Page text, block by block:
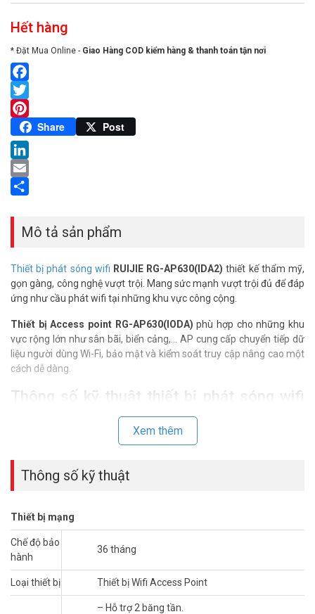
Hết hàng
* Đặt Mua Online - Giao Hàng COD kiểm hàng & thanh toán tận nơi
Facebook
Twitter
Pinterest
Share Post
LinkedIn
Email
Mô tả sản phẩm
Thiết bị phát sóng wifi RUIJIE RG-AP630(IDA2) thiết kế thẩm mỹ,
gọn gàng, công nghệ vượt trội. Mang sức mạnh vượt trội đủ để đáp
ứng như cầu phát wifi tại những khu vực công cộng.
Thiết bị Access point RG-AP630(IODA) phù hợp cho những khu
vực rộng lớn như sân bãi, biển cảng,… AP cung cấp chuyển tiếp dữ
liệu người dùng Wi-Fi, bảo mật và kiểm soát truy cập nâng cao một
cách dễ dàng.
Thông số kỹ thuật thiết bị phát sóng wifi
ngoài trời RUIJIE RG-AP630(IDA2)
– Tốc độ lên đến 2.533Gbps (300Mbps@2.4G & 867Mbps@5G).
– Hỗ trợ 2 băng tần:
+ 802.11b/g/n: 2.4GHz to 2.483GHz.
5.725GHz to 5.850GHz
– Dòng sản phẩm phù hợp sử dụng cho khu vực rộng lớn như sân
bãi, bến cảng, …. độ phủ sóng khu vực có đường kính 250m
– 1 cổng combo PoE+ 10/100/1000BASE-T / SFP | Nguồn 802.3af
PoE <12.95W
– Hỗ trợ FAT/FIT, WIPS, WIDS, NFPP, CPP, RADIUS, WAPI
– Hỗ trợ dịch vụ Ruijie Cloud miễn phí giúp cấu hình tư xa cực kỳ
Xem thêm
Thông số kỹ thuật
Thiết bị mạng
Chế độ bảo
hành
36 tháng
Loại thiết bị Thiết bị Wifi Access Point
– Hỗ trợ 2 băng tần.